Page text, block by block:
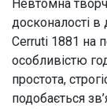
Невтомна
досконалості
Cerruti 1881 на
особливістю
простота,
подобається